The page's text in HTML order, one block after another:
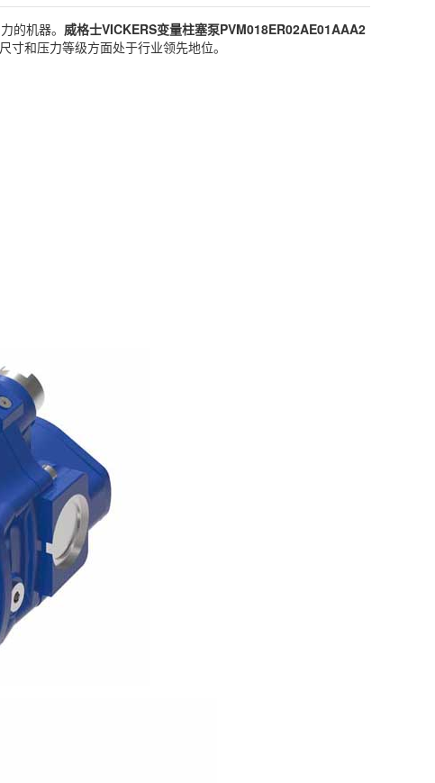
的机器。 威格士VICKERS变量柱塞泵PVM018ER02AE01AAA2
和压力等级方面处于行业领先地位。